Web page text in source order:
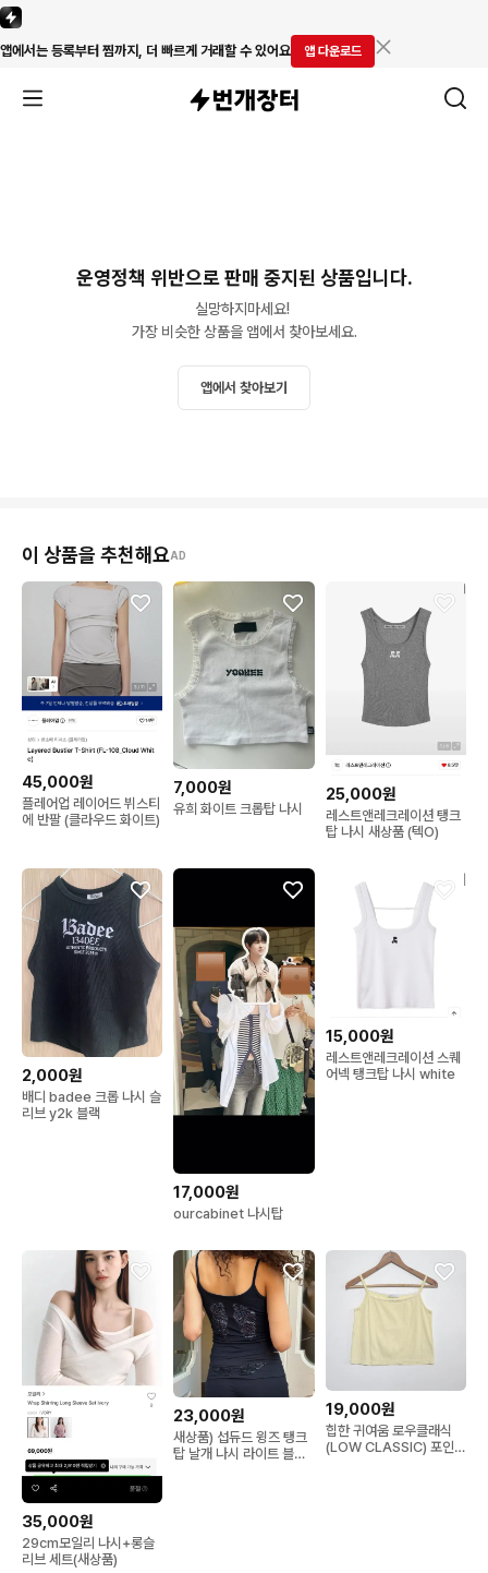
앱에서는 등록부터 찜까지, 더 빠르게 거래할 수 있어요 앱 다운로드
운영정책 위반으로 판매 중지된 상품입니다.
실망하지마세요!
가장 비슷한 상품을 앱에서 찾아보세요.
앱에서 찾아보기
이 상품을 추천해요AD
45,000원
플레어업 레이어드 뷔스티
에 반팔 (클라우드 화이트)
7,000원
유희 화이트 크롭탑 나시
25,000원
레스트앤레크레이션 탱크
탑 나시 새상품 (텍O)
2,000원
배디 badee 크롭 나시 슬
리브 y2k 블랙
17,000원
ourcabinet 나시탑
15,000원
레스트앤레크레이션 스퀘
어넥 탱크탑 나시 white
35,000원
29cm모일리 나시+롱슬
리브 세트(새상품)
23,000원
새상품) 섭듀드 윙즈 탱크
탑 날개 나시 라이트 블루
19,000원
힙한 귀여움 로우클래식
(LOW CLASSIC) 포인텔